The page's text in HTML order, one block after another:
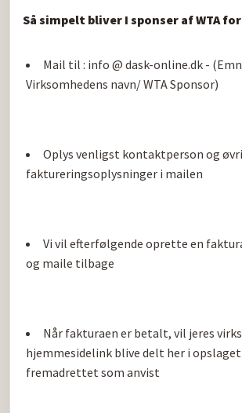
Så simpelt bliver I sponser af WTA
Mail til : info @ dask-online.dk -
Virksomhedens navn/ WTA Sponsor)
Oplys venligst kontaktperson og
faktureringsoplysninger i mailen
Vi vil efterfølgende oprette en
og maile tilbage
Når fakturaen er betalt, vil jeres
hjemmesidelink blive delt her i
fremadrettet som anvist